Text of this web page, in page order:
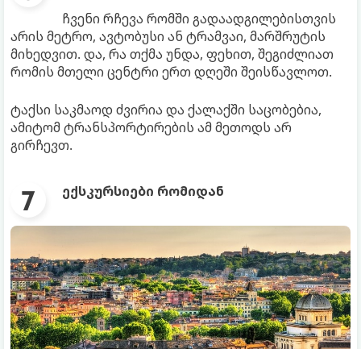
ჩვენი რჩევა რომში გადაადგილებისთვის
არის მეტრო, ავტობუსი ან ტრამვაი, მარშრუტის
მიხედვით. და, რა თქმა უნდა, ფეხით, შეგიძლიათ
რომის მთელი ცენტრი ერთ დღეში შეისწავლოთ.
ტაქსი საკმაოდ ძვირია და ქალაქში საცობებია,
ამიტომ ტრანსპორტირების ამ მეთოდს არ
გირჩევთ.
ექსკურსიები რომიდან